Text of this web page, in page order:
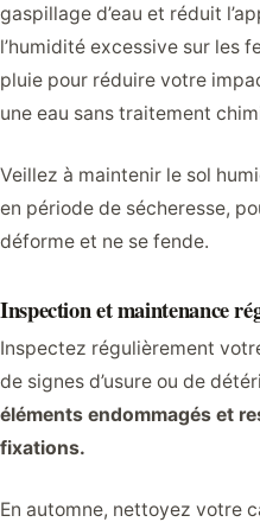
gaspillage d’eau et réduit
l’humidité excessive sur les
pluie pour réduire votre
une eau sans traitement
Veillez à maintenir le sol
en période de sécheresse,
déforme et ne se fende.
Inspection et maintenance
Inspectez régulièrement
de signes d’usure ou de
éléments endommagés et
fixations.
En automne, nettoyez votre